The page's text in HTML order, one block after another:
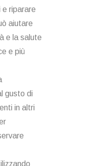
e riparare
aiutare
e la salute
e più
gusto di
in altri